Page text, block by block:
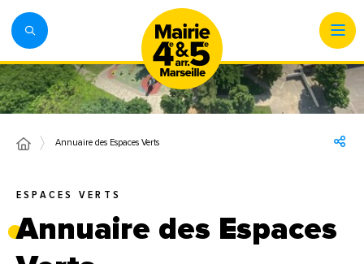
Annuaire des Espaces Verts
ESPACES VERTS
Annuaire des Espaces